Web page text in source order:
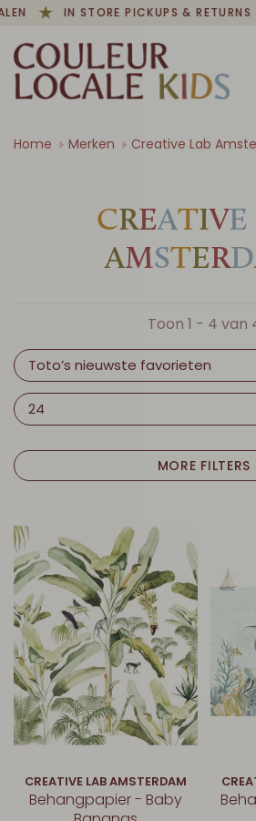
IN STORE PICKUPS & RETURNS
Home Merken Creative Lab
CREATIVE
AMSTERD
Toon 1 - 4 van
Toto’s nieuwste favorieten
24
MORE FILTERS
CREATIVE LAB AMSTERDAM
Behangpapier - Baby